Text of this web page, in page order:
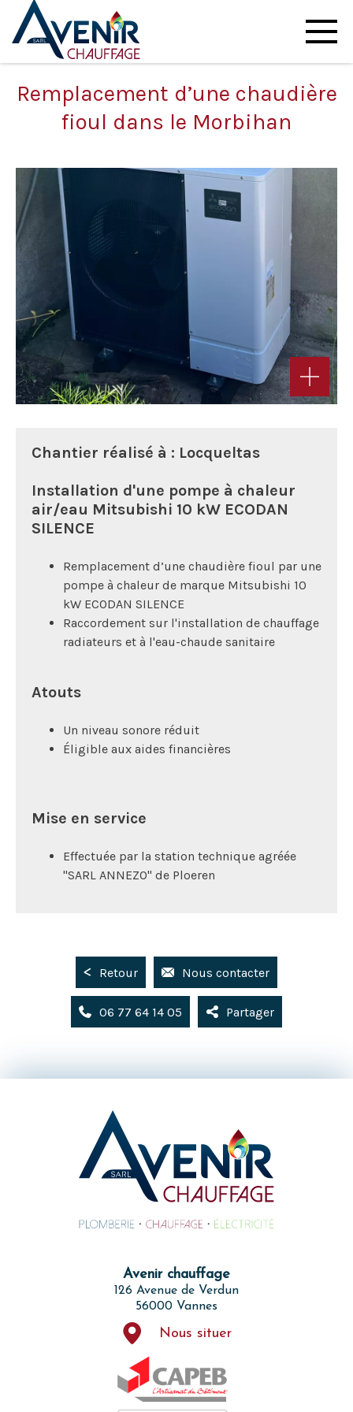
Remplacement d’une chaudière
fioul dans le Morbihan
Chantier réalisé à : Locqueltas
Installation d'une pompe à chaleur
air/eau Mitsubishi 10 kW ECODAN
SILENCE
Remplacement d’une chaudière fioul par une
pompe à chaleur de marque Mitsubishi 10
kW ECODAN SILENCE
Raccordement sur l'installation de chauffage
radiateurs et à l'eau-chaude sanitaire
Atouts
Un niveau sonore réduit
Éligible aux aides financières
Mise en service
Effectuée par la station technique agréée
"SARL ANNEZO" de Ploeren
Retour Nous contacter
06 77 64 14 05 Partager
Avenir chauffage
126 Avenue de Verdun
56000 Vannes
Nous situer